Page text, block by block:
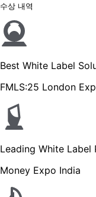
수상 내역
Best White Label
FMLS:25 London
Leading White
Money Expo India